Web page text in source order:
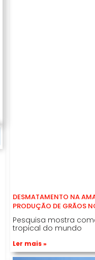
DESMATAMENTO NA
PRODUÇÃO DE GRÃOS
Pesquisa mostra
tropical do mundo
Ler mais »